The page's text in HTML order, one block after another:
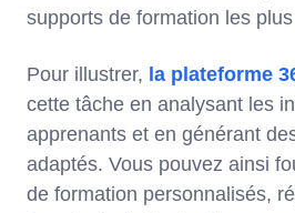
supports de formation les
Pour illustrer, la plateforme
cette tâche en analysant les
apprenants et en générant
adaptés. Vous pouvez ainsi
de formation personnalisés,